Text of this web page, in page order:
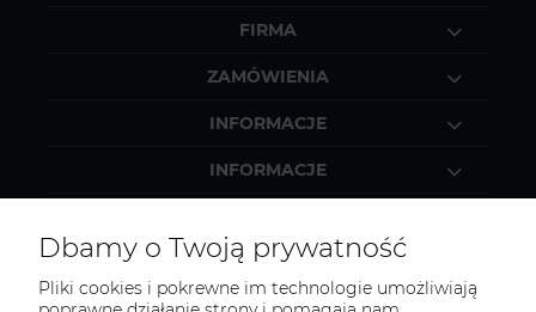
FIRMA
ZAMÓWIENIA
INFORMACJE
INFORMACJE
Dbamy o Twoją prywatność
Pliki cookies i pokrewne im technologie umożliwiają